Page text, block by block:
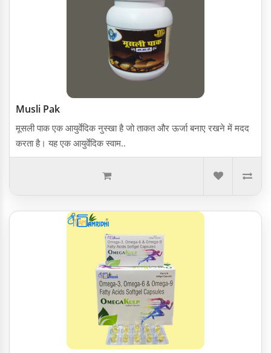
Musli Pak
मूसली पाक एक आयुर्वेदिक नुस्खा है जो ताकत और ऊर्जा बनाए रखने में मदद
करता है। यह एक आयुर्वेदिक स्वाम..